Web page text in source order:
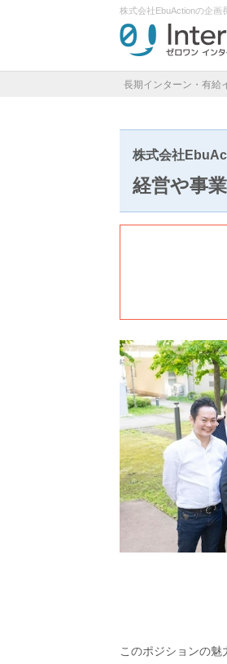
株式会社EbuActionの企画
長期インターン・有給
株式会社
経営や事
このポジションの